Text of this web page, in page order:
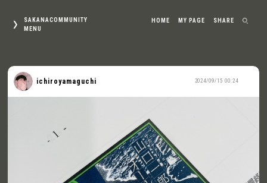
SAKANACOMMUNITY
MENU
HOME MY PAGE SHARE
2024/09/15 00:24
ichiroyamaguchi